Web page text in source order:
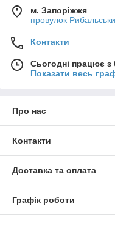
м. Запоріжжя
провулок
Контакти
Сьогодні працює з
Показати весь
Про нас
Контакти
Доставка та оплата
Графік роботи